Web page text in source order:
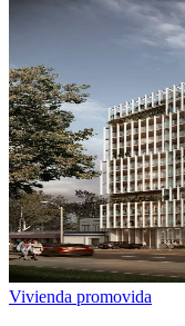
Vivienda promovida